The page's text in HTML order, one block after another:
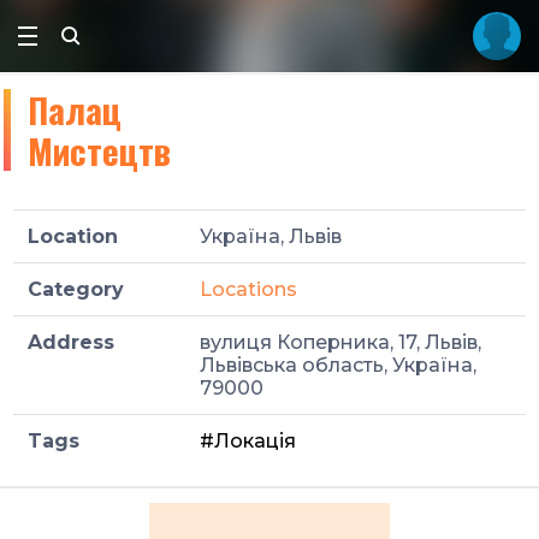
Палац
Мистецтв
Location Україна, Львів
Category Locations
Address
вулиця Коперника, 17, Львів,
Львівська область, Україна,
79000
Tags #Локація